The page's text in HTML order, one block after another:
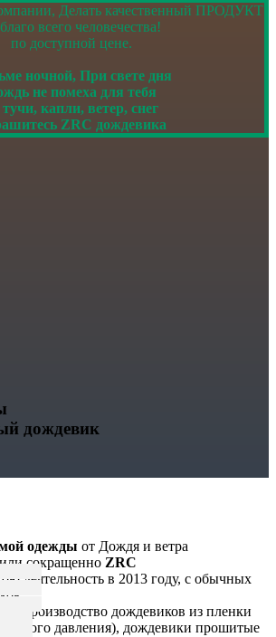
одежды от Дождя и ветра
сокращенно ZRC
деятельность в 2013 году, с обычных
производство дождевиков из пленки
давления), дождевики прошитые
Делать качественный ПРОДУКТ
всего человечества!
по доступной цене.
ночной, При свете дня
не помеха для тебя
капли, ветер, снег
ZRC дождевика
дождевик